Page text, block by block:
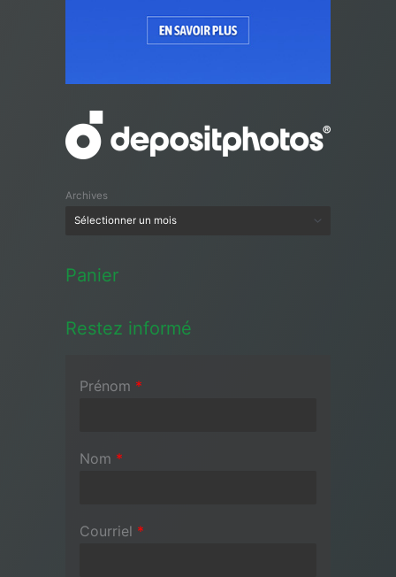
Archives
Panier
Restez informé
Prénom *
Nom *
Courriel *